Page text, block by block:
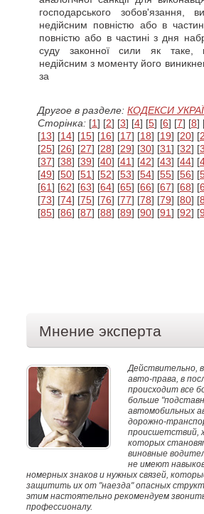
господарського зобов'язання,
недійсним повністю або в
повністю або в частині з дня
суду законної сили як таке,
недійсним з моменту його
за
Другое в разделе: КОДЕКСИ
Сторінка: [1] [2] [3] [4] [5] [6] [7] [8]
[13] [14] [15] [16] [17] [18] [19] [20] [
[25] [26] [27] [28] [29] [30] [31] [32] [
[37] [38] [39] [40] [41] [42] [43] [44] [
[49] [50] [51] [52] [53] [54] [55] [56] [
[61] [62] [63] [64] [65] [66] [67] [68] [
[73] [74] [75] [76] [77] [78] [79] [80] [
[85] [86] [87] [88] [89] [90] [91] [92] [
Мнение эксперта
Действительно,
авто-права, в
происходит все
больше
автомобильных
дорожно-
происшетствий,
которых
виновные
не имеют
номерных знаков и нужных связей,
защитить их от "наезда" опасных
этим настоятельно рекомендуем
профессионалу.